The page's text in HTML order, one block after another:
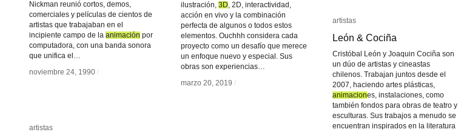
Nickman reunió cortos, demos,
comerciales y películas de cientos de
artistas que trabajaban en el
incipiente campo de la animación por
computadora, con una banda sonora
que unifica el…
noviembre 24, 1990 /
animación
noviembre 24, 1990 /
ilustración, 3D , 2D, interactividad,
acción en vivo y la combinación
perfecta de algunos o todos estos
elementos. Ouchhh considera cada
proyecto como un desafío que merece
un enfoque nuevo y especial. Sus
obras son experiencias…
marzo 20, 2019 /
3D
marzo 20, 2019 /
artistas
León & Cociña
Cristóbal León y Joaquin Cociña son
un dúo de artistas y cineastas
chilenos. Trabajan juntos desde el
2007, haciendo artes plásticas,
animaciones, instalaciones, como
también fondos para obras de teatro y
esculturas. Sus trabajos a menudo se
encuentran inspirados en la literatura
artistas
León & Cociña
animacion
artistas
artistas